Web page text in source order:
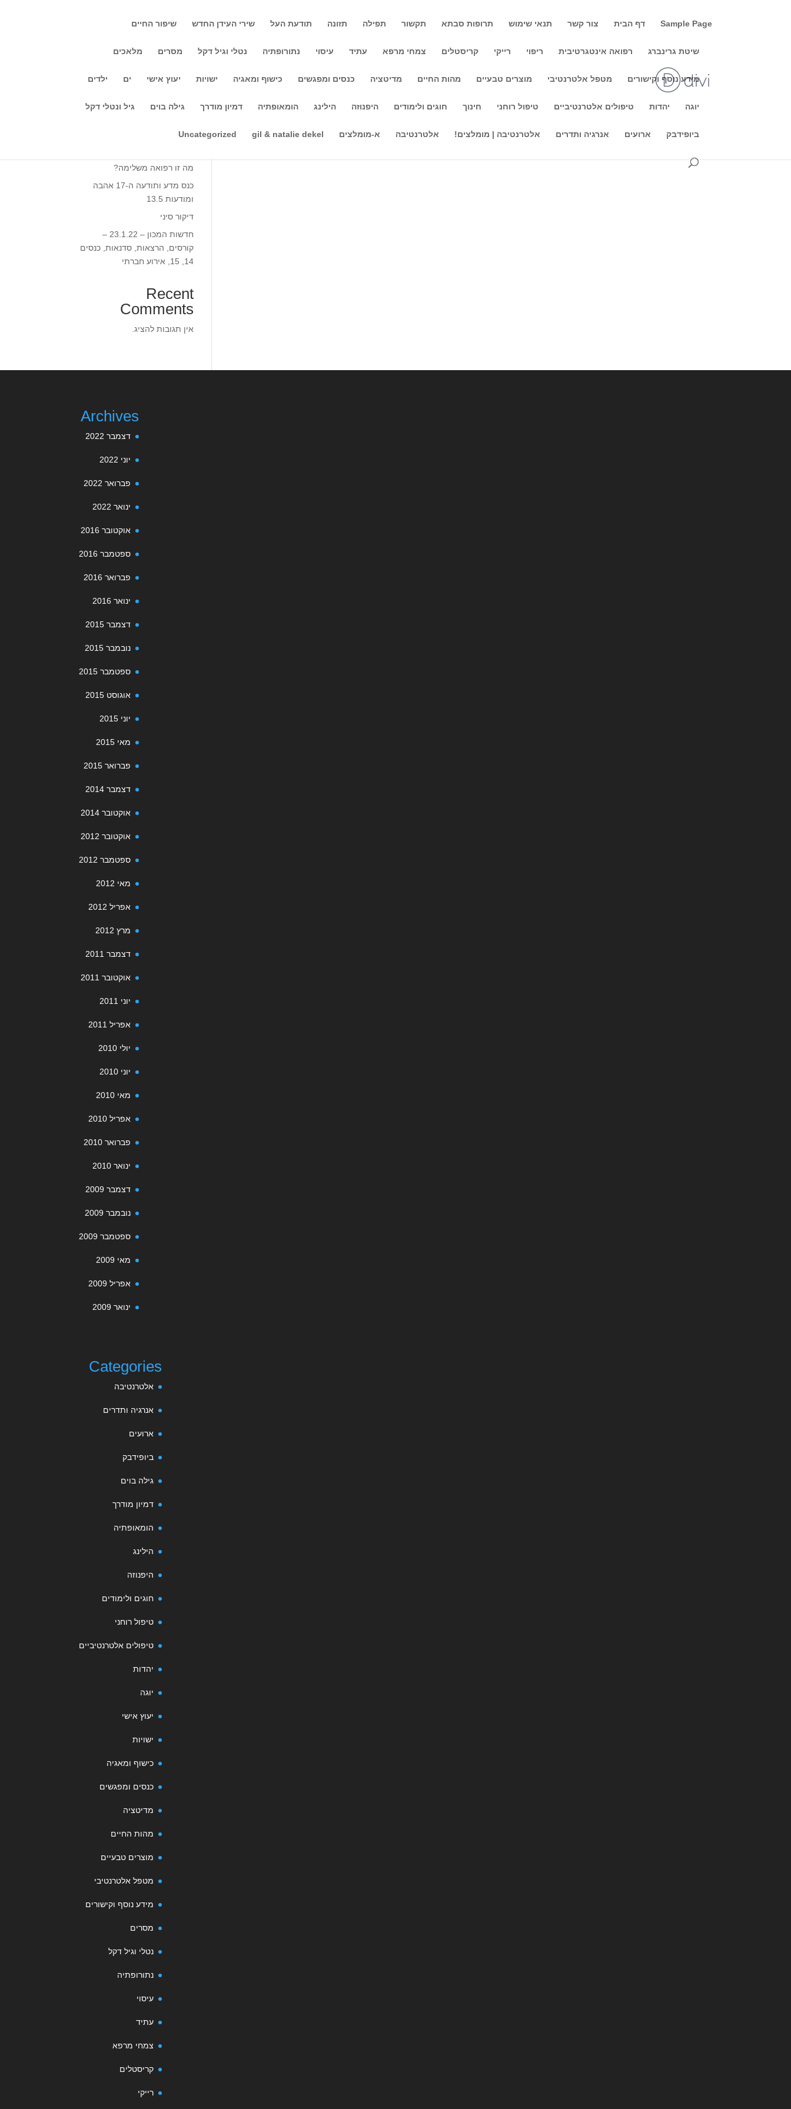
Sample Page דף הבית צור קשר תנאי שימוש תרופות סבתא תקשור תפילה תזונה תודעת העל שירי העידן החדש שיפור החיים
שיטת גרינברג רפואה אינטגרטיבית ריפוי רייקי קריסטלים צמחי מרפא עתיד עיסוי נתורופתיה נטלי וגיל דקל מסרים מלאכים
מידע נוסף וקישורים מטפל אלטרנטיבי מוצרים טבעיים מהות החיים מדיטציה כנסים ומפגשים כישוף ומאגיה ישויות יעוץ אישי ים ילדים
יוגה יהדות טיפולים אלטרנטיביים טיפול רוחני חינוך חוגים ולימודים היפנוזה הילינג הומאופתיה דמיון מודרך גילה בוים גיל ונטלי דקל
ביופידבק ארועים אנרגיה ותדרים אלטרנטיבה | מומלצים! אלטרנטיבה א-מומלצים gil & natalie dekel
Uncategorized
המרכז לפיתוח המודעות -נומרולוגיה וחוגים
בשבוע הבא- זהבה אביגדור בערב תיקשור נשמות- יום ב' 28.12 בשעה 20:00 מרצה חדשה מדימה- אסתי אורן- יום ג' 29.12 בשעה
בעיתון ממון של תחזיות מאת נופר סיני....
Recent Posts
מה זו רפואה משלימה?
כנס מדע ותודעה ה-17 אהבה
ומודעות 13.5‎‎
דיקור סיני
חדשות המכון – 23.1.22 –
קורסים, הרצאות, סדנאות, כנסים
14, 15, אירוע חברתי
Recent
Comments
אין תגובות להציג.
Archives
דצמבר 2022
יוני 2022
פברואר 2022
ינואר 2022
אוקטובר 2016
ספטמבר 2016
פברואר 2016
ינואר 2016
דצמבר 2015
נובמבר 2015
ספטמבר 2015
אוגוסט 2015
יוני 2015
מאי 2015
פברואר 2015
דצמבר 2014
אוקטובר 2014
אוקטובר 2012
ספטמבר 2012
מאי 2012
אפריל 2012
מרץ 2012
דצמבר 2011
אוקטובר 2011
יוני 2011
אפריל 2011
יולי 2010
יוני 2010
מאי 2010
אפריל 2010
פברואר 2010
ינואר 2010
דצמבר 2009
נובמבר 2009
ספטמבר 2009
מאי 2009
אפריל 2009
ינואר 2009
Categories
אלטרנטיבה
אנרגיה ותדרים
ארועים
ביופידבק
גילה בוים
דמיון מודרך
הומאופתיה
הילינג
היפנוזה
חוגים ולימודים
טיפול רוחני
טיפולים אלטרנטיביים
יהדות
יוגה
יעוץ אישי
ישויות
כישוף ומאגיה
כנסים ומפגשים
מדיטציה
מהות החיים
מוצרים טבעיים
מטפל אלטרנטיבי
מידע נוסף וקישורים
מסרים
נטלי וגיל דקל
נתורופתיה
עיסוי
עתיד
צמחי מרפא
קריסטלים
רייקי